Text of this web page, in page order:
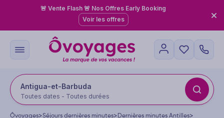
🚨 Vente Flash 🚨 Nos Offres Early Booking
Voir les offres
Antigua-et-Barbuda
Toutes dates - Toutes durées
Ôvoyages>Séjours dernières minutes>Dernières minutes Antilles>